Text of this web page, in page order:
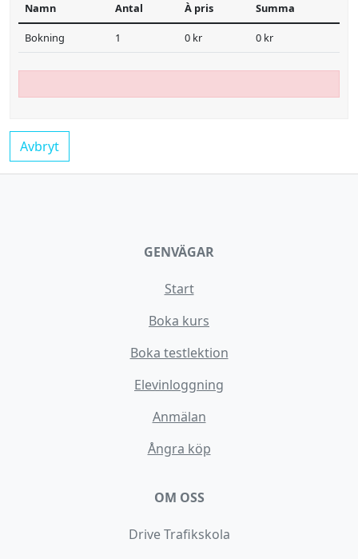
Namn Antal À pris Summa
Bokning 1 0 kr 0 kr
Avbryt
GENVÄGAR
Start
Boka kurs
Boka testlektion
Elevinloggning
Anmälan
Ångra köp
OM OSS
Drive Trafikskola